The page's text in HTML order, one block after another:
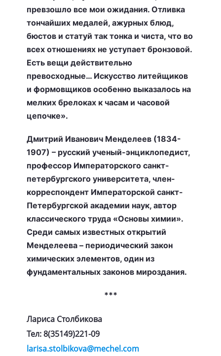
превзошло все мои ожидания. Отливка
тончайших медалей, ажурных блюд,
бюстов и статуй так тонка и чиста, что во
всех отношениях не уступает бронзовой.
Есть вещи действительно
превосходные… Искусство литейщиков
и формовщиков особенно выказалось на
мелких брелоках к часам и часовой
цепочке».
Дмитрий Иванович Менделеев (1834-
1907) – русский ученый-энциклопедист,
профессор Императорского санкт-
петербургского университета, член-
корреспондент Императорской санкт-
Петербургской академии наук, автор
классического труда «Основы химии».
Среди самых известных открытий
Менделеева – периодический закон
химических элементов, один из
фундаментальных законов мироздания.
***
Лариса Столбикова
Тел: 8(35149)221-09
larisa.stolbikova@mechel.com